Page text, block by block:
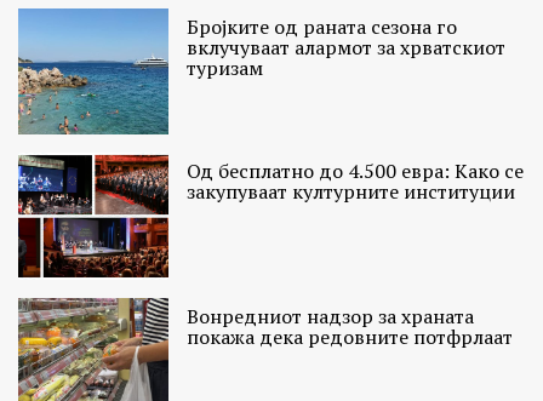
Бројките од раната сезона го
вклучуваат алармот за хрватскиот
туризам
Од бесплатно до 4.500 евра: Како се
закупуваат културните институции
Вонредниот надзор за храната
покажа дека редовните потфрлаат